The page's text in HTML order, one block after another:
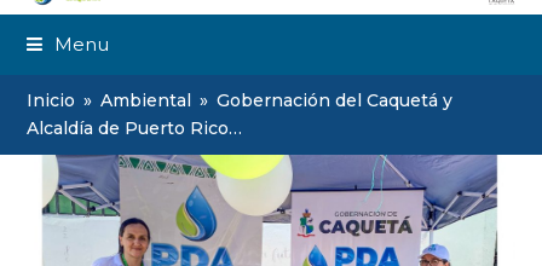
Menu
Inicio » Ambiental » Gobernación del Caquetá y
Alcaldía de Puerto Rico…